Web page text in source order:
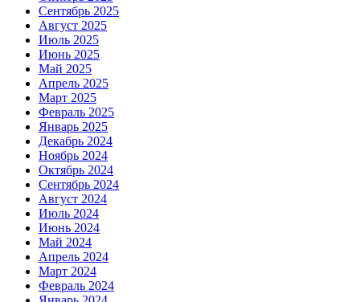
Сентябрь 2025
Август 2025
Июль 2025
Июнь 2025
Май 2025
Апрель 2025
Март 2025
Февраль 2025
Январь 2025
Декабрь 2024
Ноябрь 2024
Октябрь 2024
Сентябрь 2024
Август 2024
Июль 2024
Июнь 2024
Май 2024
Апрель 2024
Март 2024
Февраль 2024